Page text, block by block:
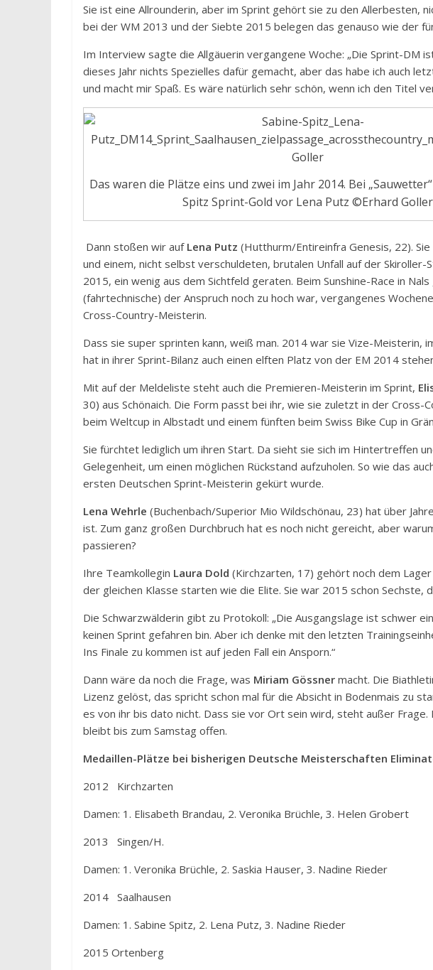
Sie ist eine Allrounderin, aber im Sprint gehört sie zu den Allerbesten,
bei der WM 2013 und der Siebte 2015 belegen das genauso wie der
Im Interview sagte die Allgäuerin vergangene Woche: „Die Sprint-DM
dieses Jahr nichts Spezielles dafür gemacht, aber das habe ich auch
und macht mir Spaß. Es wäre natürlich sehr schön, wenn ich den Titel
Das waren die Plätze eins und zwei im Jahr 2014. Bei
Spitz Sprint-Gold vor Lena Putz ©Erhard Goller
Dann stoßen wir auf Lena Putz (Hutthurm/Entireinfra Genesis, 22).
und einem, nicht selbst verschuldeten, brutalen Unfall auf der
2015, ein wenig aus dem Sichtfeld geraten. Beim Sunshine-Race in
(fahrtechnische) der Anspruch noch zu hoch war, vergangenes
Cross-Country-Meisterin.
Dass sie super sprinten kann, weiß man. 2014 war sie Vize-Meisterin,
hat in ihrer Sprint-Bilanz auch einen elften Platz von der EM 2014
Mit auf der Meldeliste steht auch die Premieren-Meisterin im Sprint,
30) aus Schönaich. Die Form passt bei ihr, wie sie zuletzt in der Cross-
beim Weltcup in Albstadt und einem fünften beim Swiss Bike Cup in
Sie fürchtet lediglich um ihren Start. Da sieht sie sich im Hintertreffen
Gelegenheit, um einen möglichen Rückstand aufzuholen. So wie das
ersten Deutschen Sprint-Meisterin gekürt wurde.
Lena Wehrle (Buchenbach/Superior Mio Wildschönau, 23) hat über
ist. Zum ganz großen Durchbruch hat es noch nicht gereicht, aber
passieren?
Ihre Teamkollegin Laura Dold (Kirchzarten, 17) gehört noch dem
der gleichen Klasse starten wie die Elite. Sie war 2015 schon Sechste,
Die Schwarzwälderin gibt zu Protokoll: „Die Ausgangslage ist schwer
keinen Sprint gefahren bin. Aber ich denke mit den letzten
Ins Finale zu kommen ist auf jeden Fall ein Ansporn.“
Dann wäre da noch die Frage, was Miriam Gössner macht. Die
Lizenz gelöst, das spricht schon mal für die Absicht in Bodenmais zu
es von ihr bis dato nicht. Dass sie vor Ort sein wird, steht außer Frage.
bleibt bis zum Samstag offen.
Medaillen-Plätze bei bisherigen Deutsche Meisterschaften
2012 Kirchzarten
Damen: 1. Elisabeth Brandau, 2. Veronika Brüchle, 3. Helen Grobert
2013 Singen/H.
Damen: 1. Veronika Brüchle, 2. Saskia Hauser, 3. Nadine Rieder
2014 Saalhausen
Damen: 1. Sabine Spitz, 2. Lena Putz, 3. Nadine Rieder
2015 Ortenberg